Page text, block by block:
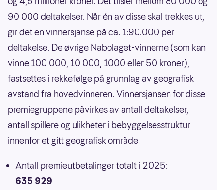
90 000 deltakelser. Når én av disse skal trekkes ut,
gir det en vinnersjanse på ca. 1:90.000 per
deltakelse. De øvrige Nabolaget-vinnerne (som kan
vinne 100 000, 10 000, 1000 eller 50 kroner),
fastsettes i rekkefølge på grunnlag av geografisk
avstand fra hovedvinneren. Vinnersjansen for disse
premiegruppene påvirkes av antall deltakelser,
antall spillere og ulikheter i bebyggelsesstruktur
innenfor et gitt geografisk område.
Antall premieutbetalinger totalt i 2025:
635 929